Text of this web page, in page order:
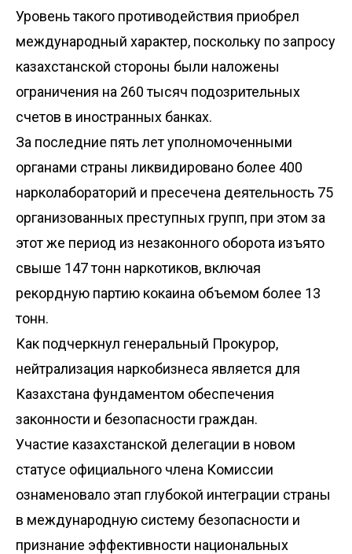
Уровень такого противодействия приобрел
международный характер, поскольку по запросу
казахстанской стороны были наложены
ограничения на 260 тысяч подозрительных
счетов в иностранных банках.
За последние пять лет уполномоченными
органами страны ликвидировано более 400
нарколабораторий и пресечена деятельность 75
организованных преступных групп, при этом за
этот же период из незаконного оборота изъято
свыше 147 тонн наркотиков, включая
рекордную партию кокаина объемом более 13
тонн.
Как подчеркнул генеральный Прокурор,
нейтрализация наркобизнеса является для
Казахстана фундаментом обеспечения
законности и безопасности граждан.
Участие казахстанской делегации в новом
статусе официального члена Комиссии
ознаменовало этап глубокой интеграции страны
в международную систему безопасности и
признание эффективности национальных